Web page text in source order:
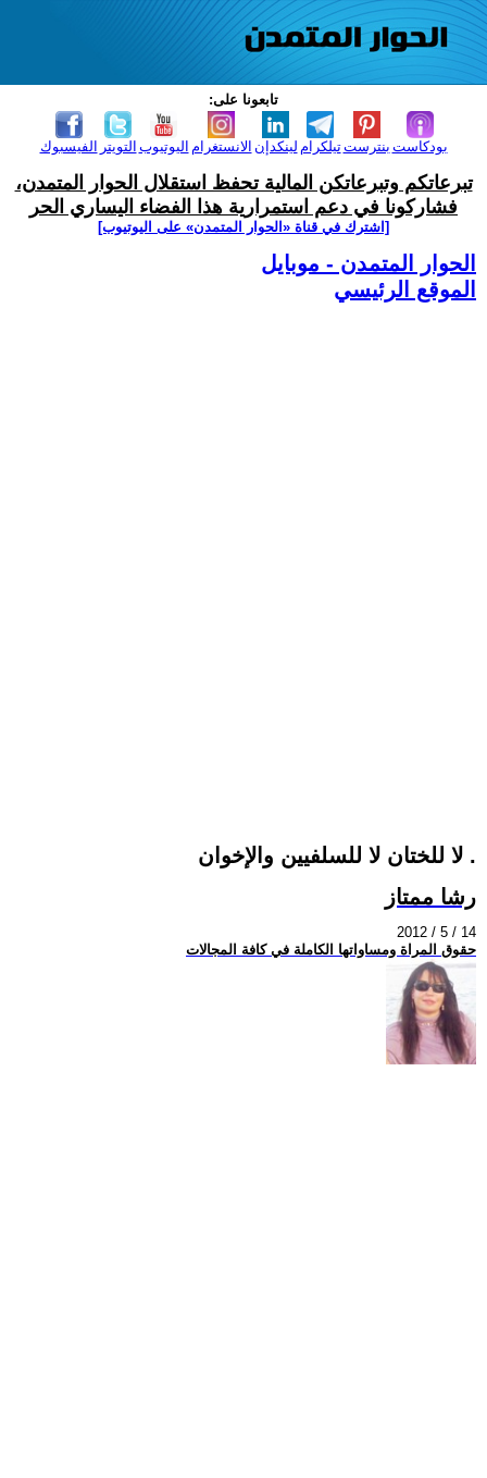
تابعونا على:
الفيسبوك التويتر اليوتيوب الانستغرام لينكدإن تيلكرامبنترست بودكاست
تبرعاتكم وتبرعاتكن المالية تحفظ استقلال الحوار المتمدن،
فشاركونا في دعم استمرارية هذا الفضاء اليساري الحر
[اشترك في قناة ‫«الحوار المتمدن» على اليوتيوب]
الحوار المتمدن - موبايل
الموقع الرئيسي
لا للختان لا للسلفيين والإخوان .
رشا ممتاز
2012 / 5 / 14
حقوق المراة ومساواتها الكاملة في كافة المجالات